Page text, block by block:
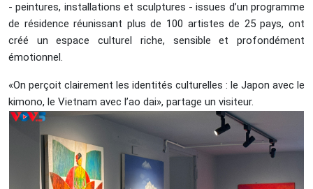
- peintures, installations et sculptures - issues d’un programme
de résidence réunissant plus de 100 artistes de 25 pays, ont
créé un espace culturel riche, sensible et profondément
émotionnel.
«On perçoit clairement les identités culturelles : le Japon avec le
kimono, le Vietnam avec l’ao dai», partage un visiteur.